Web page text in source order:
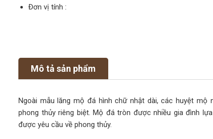
Đơn vị tính :
Mô tả sản phẩm
Ngoài mẫu lăng mộ đá hình chữ nhật dài, các huyệt
phong thủy riêng biệt. Mộ đá tròn được nhiều gia đình
được yêu cầu về phong thủy.